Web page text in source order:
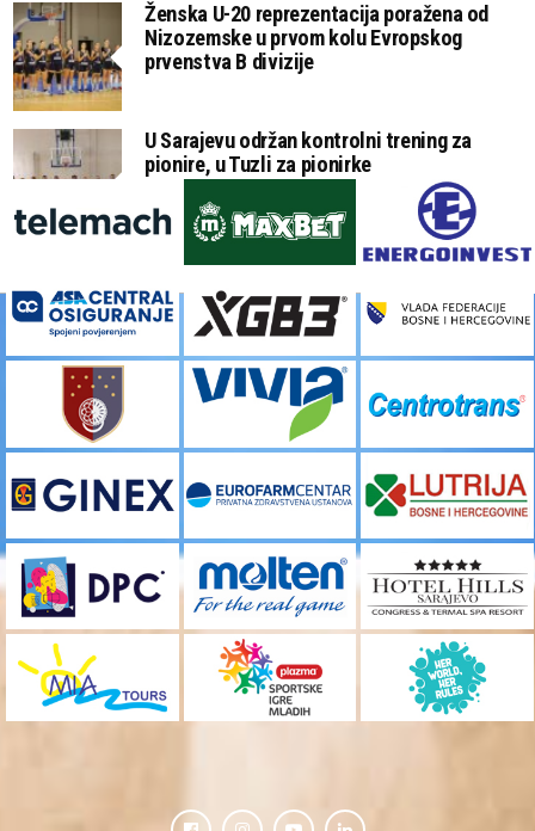
Ženska U-20 reprezentacija poražena od
Nizozemske u prvom kolu Evropskog
prvenstva B divizije
U Sarajevu održan kontrolni trening za
pionire, u Tuzli za pionirke